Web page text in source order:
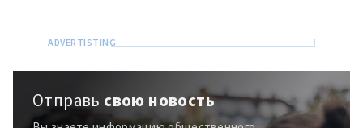
Отправь свою новость